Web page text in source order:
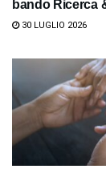
bando Ricerca
30 LUGLIO 2026